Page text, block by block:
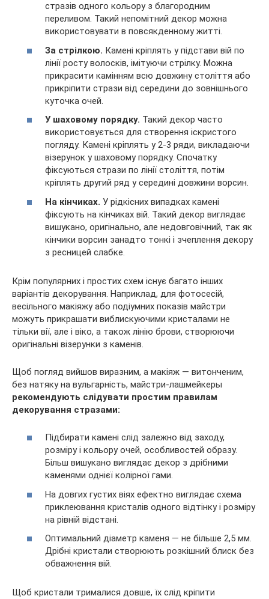
стразів одного кольору з благородним
переливом. Такий непомітний декор можна
використовувати в повсякденному житті.
За стрілкою. Камені кріплять у підстави вій по
лінії росту волосків, імітуючи стрілку. Можна
прикрасити камінням всю довжину століття або
прикріпити стрази від середини до зовнішнього
куточка очей.
У шаховому порядку. Такий декор часто
використовується для створення іскристого
погляду. Камені кріплять у 2-3 ряди, викладаючи
візерунок у шаховому порядку. Спочатку
фіксуються стрази по лінії століття, потім
кріплять другий ряд у середині довжини ворсин.
На кінчиках. У рідкісних випадках камені
фіксують на кінчиках вій. Такий декор виглядає
вишукано, оригінально, але недовговічний, так як
кінчики ворсин занадто тонкі і зчеплення декору
з ресницей слабке.
Крім популярних і простих схем існує багато інших
варіантів декорування. Наприклад, для фотосесій,
весільного макіяжу або подіумних показів майстри
можуть прикрашати виблискуючими кристалами не
тільки вії, але і віко, а також лінію брови, створюючи
оригінальні візерунки з каменів.
Щоб погляд вийшов виразним, а макіяж — витонченим,
без натяку на вульгарність, майстри-лашмейкеры
рекомендують слідувати простим правилам
декорування стразами:
Підбирати камені слід залежно від заходу,
розміру і кольору очей, особливостей образу.
Більш вишукано виглядає декор з дрібними
каменями однієї колірної гами.
На довгих густих віях ефектно виглядає схема
приклеювання кристалів одного відтінку і розміру
на рівній відстані.
Оптимальний діаметр каменя — не більше 2,5 мм.
Дрібні кристали створюють розкішний блиск без
обважнення вій.
Щоб кристали трималися довше, їх слід кріпити